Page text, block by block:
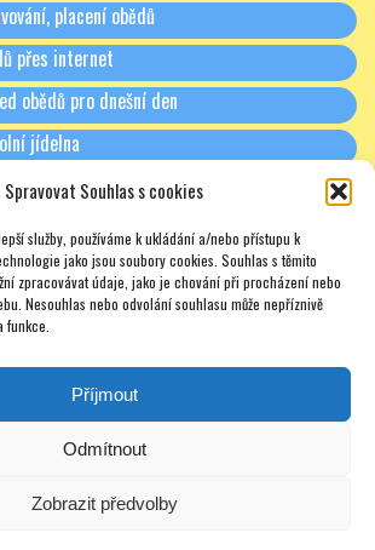
Spravovat Souhlas s cookies
služby, používáme k ukládání a/nebo přístupu k
jako jsou soubory cookies. Souhlas s těmito
zpracovávat údaje, jako je chování při procházení nebo
Nesouhlas nebo odvolání souhlasu může nepříznivě
Příjmout
Odmítnout
Zobrazit předvolby
placení obědů
přes internet
obědů pro dnešní den
jídelna
rodičů (dříve SRPŠ)
– zajímavé odkazy – nabídky – texty